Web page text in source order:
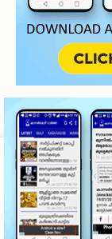
©2026‧My
Privacy Policy